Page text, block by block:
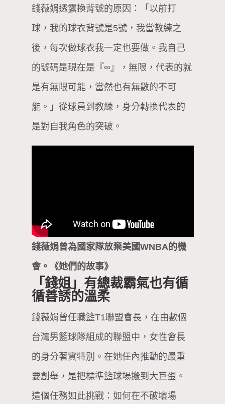
錢薇娟透露換背號的原因：「以前打
球，我的球衣背號是5號，我當教練之
後，每次做球衣我一定也要做。我自己
的號碼是現在是『∞』，無限，代表的就
是有無限可能，當然也有無數的不可
能。」從球員到教練，身分轉換代表的
是對自我角色的突破。
錢薇娟曾為國家隊放棄美國WNBA的機
會。《她們的故事》
「錢姐」有總裁霸氣也有循
循善誘的溫柔
錢薇娟曾任職籃T1聯盟會長，在由數個
台灣男籃球隊組成的聯盟中，女性會長
的身分著實特別。在她任內推動的最重
要創舉，是把標準籃球場搬到大巨蛋。
這個任務如此挑戰：如何在不破壞場